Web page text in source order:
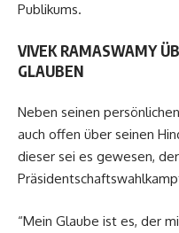
Publikums.
VIVEK RAMASWAMY
GLAUBEN
Neben seinen
auch offen über seinen
dieser sei es gewesen,
“Mein Glaube ist es, der